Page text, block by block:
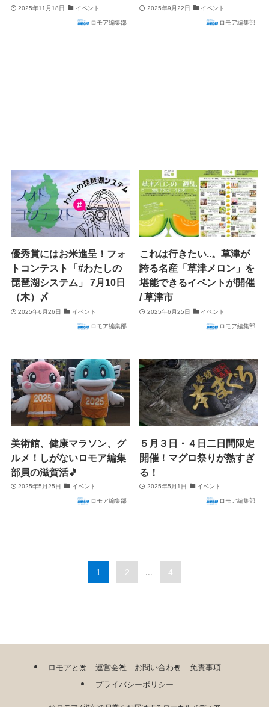
2025年11月18日 イベント
ロモア編集部
2025年9月22日 イベント
ロモア編集部
優秀賞にはお米進呈！フォ
トコンテスト「#わたしの
琵琶湖システム」 7月10日
（木）〆
2025年6月26日 イベント
ロモア編集部
これは行きたい..。草津が
誇る名産「草津メロン」を
堪能できるイベントが開催
/ 草津市
2025年6月25日 イベント
ロモア編集部
美術館、健康マラソン、グ
ルメ！しがないロモア編集
部員の滋賀活🎵
2025年5月25日 イベント
ロモア編集部
５月３日・４日二日間限定
開催！マグロ祭りが熱すぎ
る！
2025年5月1日 イベント
ロモア編集部
1 2 4
ロモアとは 運営会社 お問い合わせ
免責事項
プライバシーポリシー